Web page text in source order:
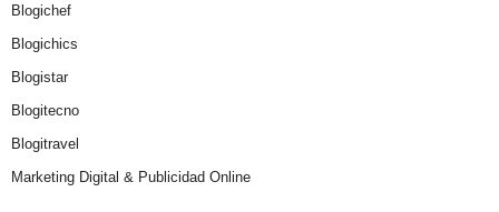
Blogichef
Blogichics
Blogistar
Blogitecno
Blogitravel
Marketing Digital & Publicidad Online